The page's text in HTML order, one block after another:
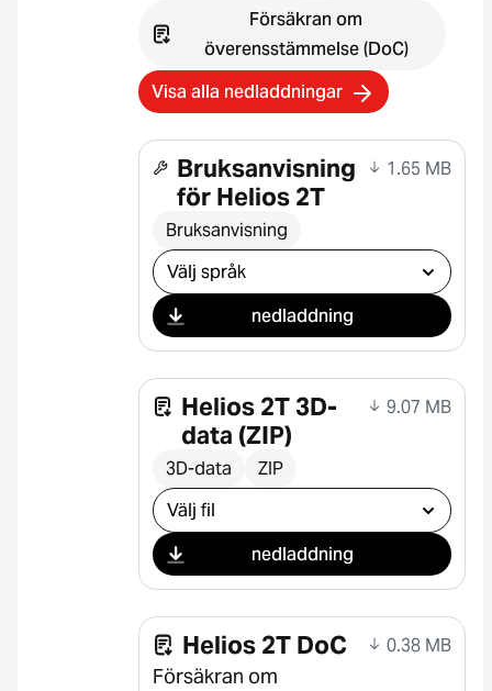
Försäkran om
överensstämmelse (DoC)
Visa alla nedladdningar
Bruksanvisning
för Helios 2T
1.65 MB
Bruksanvisning
Välj nedladdning
nedladdning
Helios 2T 3D-
data (ZIP)
9.07 MB
3D-data ZIP
Välj nedladdning
nedladdning
Helios 2T DoC 0.38 MB
Försäkran om